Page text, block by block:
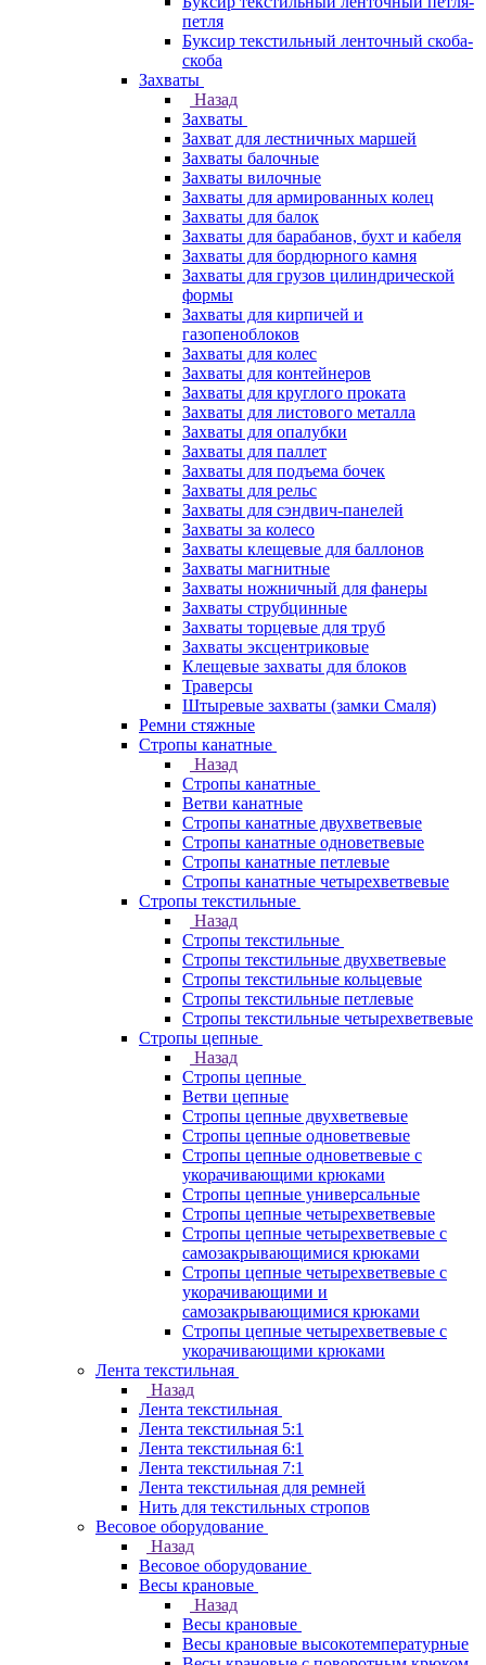
петля
Буксир текстильный ленточный скоба-
скоба
Захваты
Назад
Захваты
Захват для лестничных маршей
Захваты балочные
Захваты вилочные
Захваты для армированных колец
Захваты для балок
Захваты для барабанов, бухт и кабеля
Захваты для бордюрного камня
Захваты для грузов цилиндрической
формы
Захваты для кирпичей и
газопеноблоков
Захваты для колес
Захваты для контейнеров
Захваты для круглого проката
Захваты для листового металла
Захваты для опалубки
Захваты для паллет
Захваты для подъема бочек
Захваты для рельс
Захваты для сэндвич-панелей
Захваты за колесо
Захваты клещевые для баллонов
Захваты магнитные
Захваты ножничный для фанеры
Захваты струбцинные
Захваты торцевые для труб
Захваты эксцентриковые
Клещевые захваты для блоков
Траверсы
Штыревые захваты (замки Смаля)
Ремни стяжные
Стропы канатные
Назад
Стропы канатные
Ветви канатные
Стропы канатные двухветвевые
Стропы канатные одноветвевые
Стропы канатные петлевые
Стропы канатные четырехветвевые
Стропы текстильные
Назад
Стропы текстильные
Стропы текстильные двухветвевые
Стропы текстильные кольцевые
Стропы текстильные петлевые
Стропы текстильные четырехветвевые
Стропы цепные
Назад
Стропы цепные
Ветви цепные
Стропы цепные двухветвевые
Стропы цепные одноветвевые
Стропы цепные одноветвевые с
укорачивающими крюками
Стропы цепные универсальные
Стропы цепные четырехветвевые
Стропы цепные четырехветвевые с
самозакрывающимися крюками
Стропы цепные четырехветвевые с
укорачивающими и
самозакрывающимися крюками
Стропы цепные четырехветвевые с
укорачивающими крюками
Лента текстильная
Назад
Лента текстильная
Лента текстильная 5:1
Лента текстильная 6:1
Лента текстильная 7:1
Лента текстильная для ремней
Нить для текстильных стропов
Весовое оборудование
Назад
Весовое оборудование
Весы крановые
Назад
Весы крановые
Весы крановые высокотемпературные